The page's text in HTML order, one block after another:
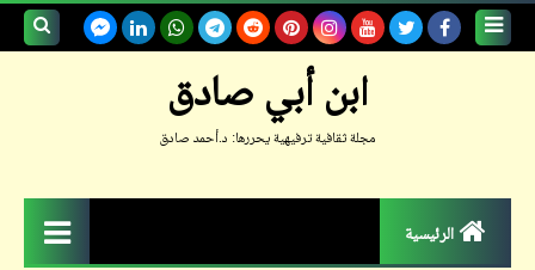
ابن أبي صادق
مجلة ثقافية ترفيهية يحررها: د.أحمد صادق
الرئيسية